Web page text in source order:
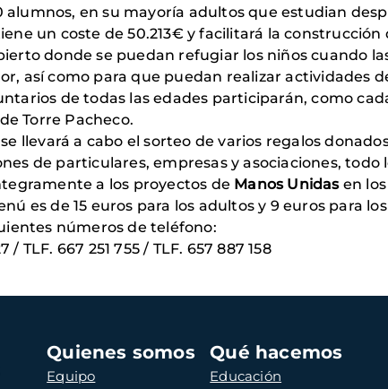
alumnos, en su mayoría adultos que estudian
un coste de 50.213€ y facilitará la
donde se puedan refugiar los niños cuando
así como para que puedan realizar actividades
de todas las edades participarán, como
Torre Pacheco.
llevará a cabo el sorteo de varios regalos
de particulares, empresas y asociaciones,
a los proyectos de Manos Unidasen los
es de 15 euros para los adultos y 9 euros para
números de teléfono:
/ TLF. 667 251 755 / TLF. 657 887 158
Navegación
principal
Quienes somos
Equipo
Qué hacemos
Educación